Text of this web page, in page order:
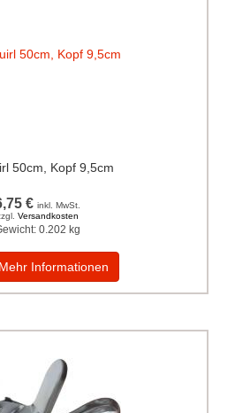
50cm, Kopf 9,5cm
€ inkl. MwSt.
Versandkosten
0.202 kg
Mehr Informationen